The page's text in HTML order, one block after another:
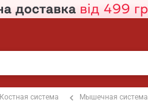
Костная система Мышечная система